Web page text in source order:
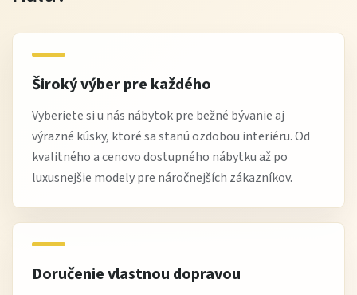
Najčastejšie otázky
na bežné denné používanie.
Môžem vybrať iný odtieň poťahu?
Dostupné farebné varianty závisia od aktuálnej ponuky.
Je pohovka dodávaná v demonte?
Áno, súčasťou je montážny návod a komponenty pre
Čo si zákazníci na tejto pohovke najviac obľúbili
Široký výber pre každého
Vyberiete si u nás nábytok pre bežné bývanie aj
výrazné kúsky, ktoré sa stanú ozdobou interiéru. Od
kvalitného a cenovo dostupného nábytku až po
luxusnejšie modely pre náročnejších zákazníkov.
Doručenie vlastnou dopravou